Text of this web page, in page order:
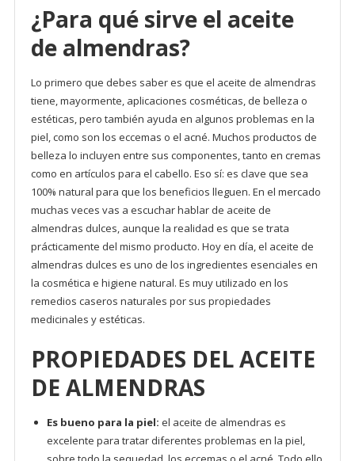
¿Para qué sirve el aceite
de almendras?
Lo primero que debes saber es que el aceite de almendras
tiene, mayormente, aplicaciones cosméticas, de belleza o
estéticas, pero también ayuda en algunos problemas en la
piel, como son los eccemas o el acné. Muchos productos de
belleza lo incluyen entre sus componentes, tanto en cremas
como en artículos para el cabello. Eso sí: es clave que sea
100% natural para que los beneficios lleguen. En el mercado
muchas veces vas a escuchar hablar de aceite de
almendras dulces, aunque la realidad es que se trata
prácticamente del mismo producto. Hoy en día, el aceite de
almendras dulces es uno de los ingredientes esenciales en
la cosmética e higiene natural. Es muy utilizado en los
remedios caseros naturales por sus propiedades
medicinales y estéticas.
PROPIEDADES DEL ACEITE
DE ALMENDRAS
Es bueno para la piel: el aceite de almendras es
excelente para tratar diferentes problemas en la piel,